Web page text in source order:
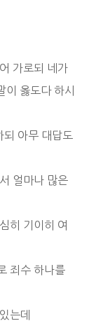
가로되 네가
이 옳도다 하시
되 아무 대답도
얼마나 많은
히 기이히 여
죄수 하나를
는데